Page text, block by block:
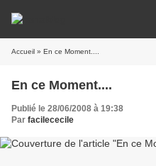
Accueil » En ce Moment....
En ce Moment....
Publié le 28/06/2008 à 19:38
Par facilececile